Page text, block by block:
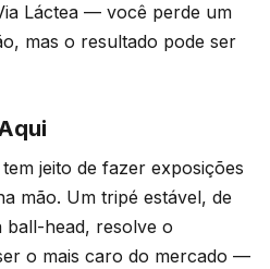
Láctea — você perde um
mas o resultado pode ser
jeito de fazer exposições
mão. Um tripé estável, de
head, resolve o
o mais caro do mercado —